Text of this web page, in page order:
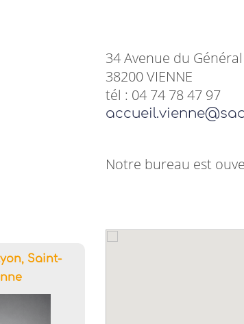
34 Avenue du
38200 VIENNE
tél : 04 74 78 47 97
Notre bureau est
Saint-